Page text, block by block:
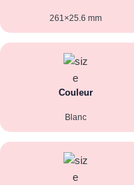
261×25.6 mm
Couleur
Blanc